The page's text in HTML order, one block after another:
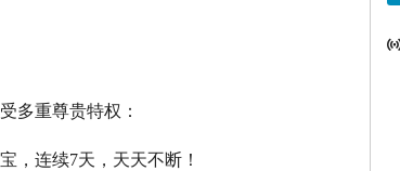
多重尊贵特权：
，连续7天，天天不断！